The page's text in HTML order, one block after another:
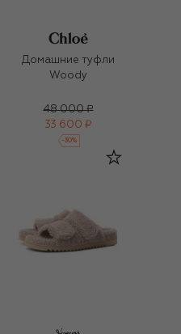
Домашние туфли
Woody
48 000 ₽
33 600 ₽
-30%